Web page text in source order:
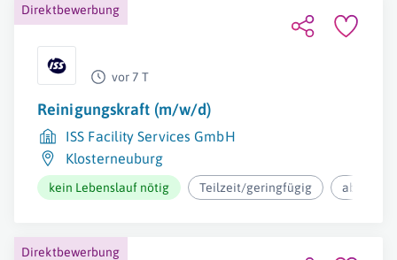
Direktbewerbung
vor 7 T
Reinigungskraft (m/w/d)
ISS Facility Services GmbH
Klosterneuburg
kein Lebenslauf nötig Teilzeit/geringfügig ab
Direktbewerbung